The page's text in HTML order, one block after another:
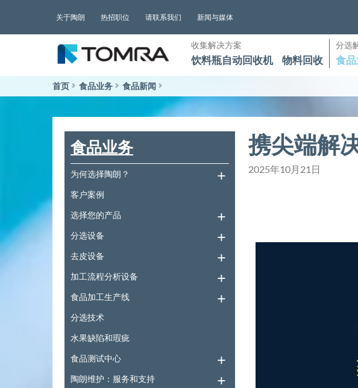
内
关于陶朗 热招职位 请联系我们 新闻与媒体
收集解决方案
饮料瓶自动回收机 物料回收
分选
食
首页 食品业务 食品新闻
食品业务
为何选择陶朗？
客户案例
选择您的产品
分选设备
去皮设备
加工流程分析设备
食品加工生产线
分选技术
水果缺陷和瑕疵
食品测试中心
陶朗维护：服务和支持
携尖端解
2025年10月21日